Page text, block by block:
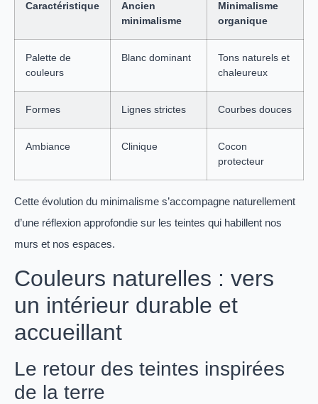
Caractéristique
Ancien
minimalisme
Minimalisme
organique
Palette de
couleurs
Blanc dominant
Tons naturels et
chaleureux
Formes Lignes strictes Courbes douces
Ambiance Clinique
Cocon
protecteur
Cette évolution du minimalisme s’accompagne naturellement
d’une réflexion approfondie sur les teintes qui habillent nos
murs et nos espaces.
Couleurs naturelles : vers
un intérieur durable et
accueillant
Le retour des teintes inspirées
de la terre